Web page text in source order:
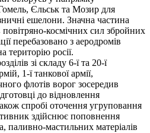
Єльськ та Мозир для
ешелони. Значна частина
повітряно-космічних сил збройних
перебазовано з аеродромів
територію росії.
зі складу 6-ї та 20-ї
1-ї танкової армії,
флотів ворог зосередив
до відновлення
спробі оточення угруповання
здійснює поповнення
паливно-мастильних матеріалів